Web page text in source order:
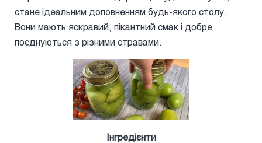
стане ідеальним доповненням будь-якого столу.
Вони мають яскравий, пікантний смак і добре
поєднуються з різними стравами.
Інгредієнти